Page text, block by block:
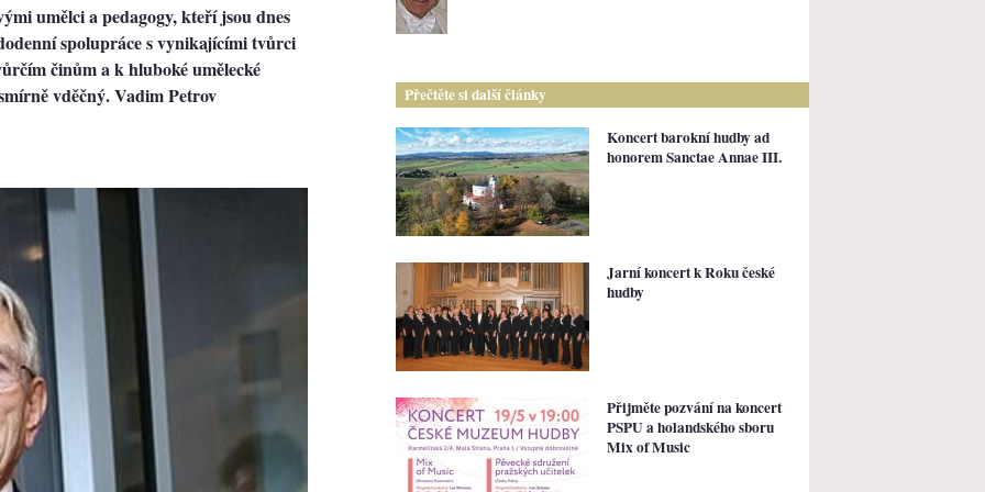
umělci a pedagogy, kteří jsou dnes
spolupráce s vynikajícími tvůrci
činům a k hluboké umělecké
vděčný. Vadim Petrov
Přečtěte si další články
Koncert barokní hudby ad
honorem Sanctae Annae III.
Jarní koncert k Roku české
hudby
Přijměte pozvání na koncert
PSPU a holandského sboru
Mix of Music